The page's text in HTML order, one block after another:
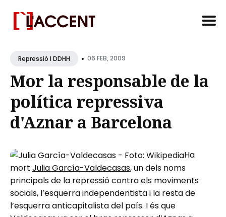
forRepressió I DDHH • 06 FEB, 2009
Mor la responsable de la
política repressiva
d'Aznar a Barcelona
Ha
mort Julia García-Valdecasas, un dels noms
principals de la repressió contra els moviments
socials, l’esquerra independentista i la resta de
l’esquerra anticapitalista del país. I és que